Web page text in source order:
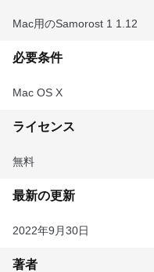
Mac用のSamorost 1 1.12
必要条件
Mac OS X
ライセンス
無料
最新の更新
2022年9月30日
著者